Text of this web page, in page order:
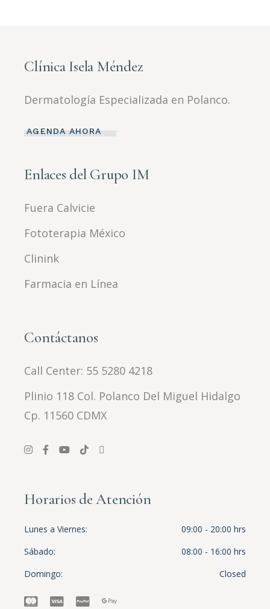
Clínica Isela Méndez
Dermatología Especializada en Polanco.
AGENDA AHORA
Enlaces del Grupo IM
Fuera Calvicie
Fototerapia México
Clinink
Farmacia en Línea
Contáctanos
Call Center: 55 5280 4218
Plinio 118 Col. Polanco Del Miguel Hidalgo
Cp. 11560 CDMX
Horarios de Atención
Lunes a Viernes
09:00 - 20:00 hrs
Sábado
08:00 - 16:00 hrs
Domingo
Closed